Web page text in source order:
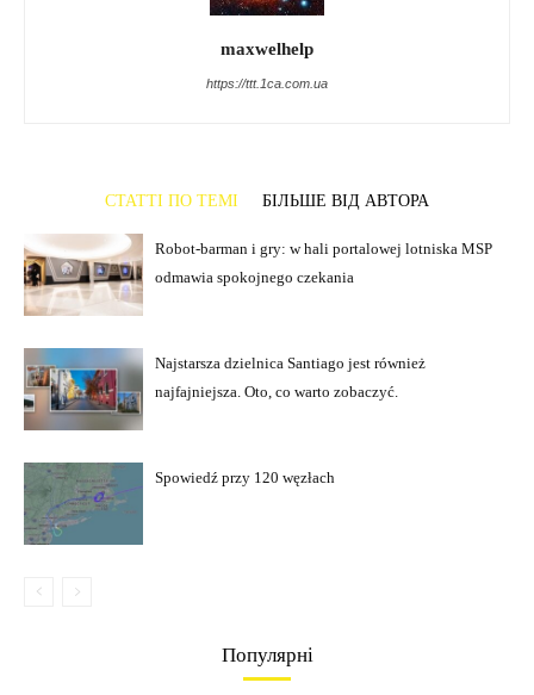
maxwelhelp
https://ttt.1ca.com.ua
СТАТТІ ПО ТЕМІ БІЛЬШЕ ВІД АВТОРА
Robot-barman i gry: w hali portalowej lotniska MSP
odmawia spokojnego czekania
Najstarsza dzielnica Santiago jest również
najfajniejsza. Oto, co warto zobaczyć.
Spowiedź przy 120 węzłach
Популярні